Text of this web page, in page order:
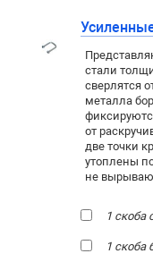
стали
сверлятся
металла
от
две точки
утоплены
не
1 скоба
1 скоба